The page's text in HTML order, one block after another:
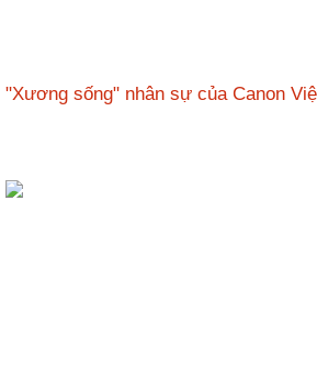
"Xương sống" nhân sự của Canon